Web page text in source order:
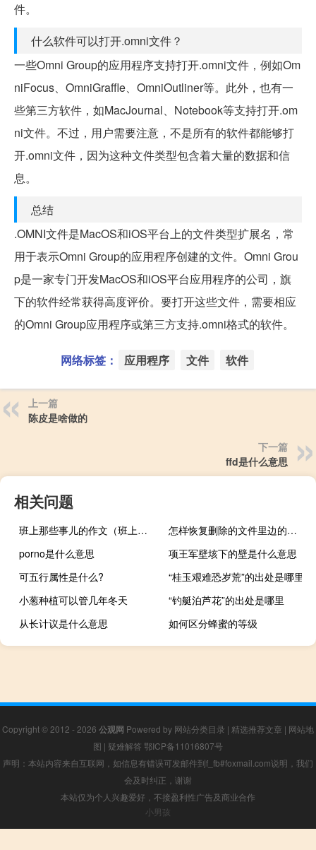
件。
什么软件可以打开.omni文件？
一些Omni Group的应用程序支持打开.omni文件，例如Om
niFocus、OmniGraffle、OmniOutliner等。此外，也有一
些第三方软件，如MacJournal、Notebook等支持打开.om
ni文件。不过，用户需要注意，不是所有的软件都能够打
开.omni文件，因为这种文件类型包含着大量的数据和信
息。
总结
.OMNI文件是MacOS和iOS平台上的文件类型扩展名，常
用于表示Omni Group的应用程序创建的文件。Omni Grou
p是一家专门开发MacOS和iOS平台应用程序的公司，旗
下的软件经常获得高度评价。要打开这些文件，需要相应
的Omni Group应用程序或第三方支持.omni格式的软件。
网络标签： 应用程序 文件 软件
上一篇
陈皮是啥做的
下一篇
ffd是什么意思
相关问题
班上那些事儿的作文（班上那些事）
怎样恢复删除的文件里边的照片（怎样恢复删除的文件）
porno是什么意思
项王军壁垓下的壁是什么意思
可五行属性是什么?
“桂玉艰难恐岁荒”的出处是哪里
小葱种植可以管几年冬天
“钓艇泊芦花”的出处是哪里
从长计议是什么意思
如何区分蜂蜜的等级
Copyright © 2012 - 2026 公观网 Powered by 网站分类目录 | 精选推荐文章 | 网站地
图 | 疑难解答 鄂ICP备11016807号
声明：本站内容来自互联网，如信息有错误可发邮件到f_fb#foxmail.com说明，我们
会及时纠正，谢谢
本站仅为个人兴趣爱好，不接盈利性广告及商业合作
小男孩